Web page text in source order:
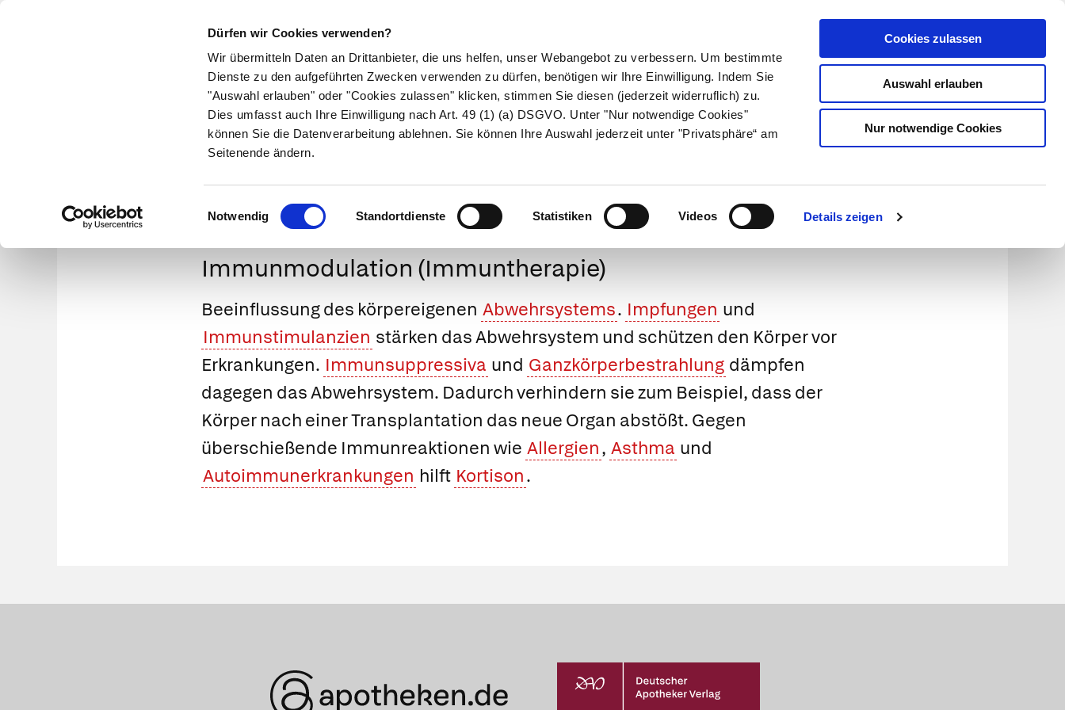
Dürfen wir Cookies verwenden?
Wir übermitteln Daten an Drittanbieter, die uns helfen, unser Webangebot zu verbessern. Um bestimmte
Dienste zu den aufgeführten Zwecken verwenden zu dürfen, benötigen wir Ihre Einwilligung. Indem Sie
"Auswahl erlauben" oder "Cookies zulassen" klicken, stimmen Sie diesen (jederzeit widerruflich) zu.
Dies umfasst auch Ihre Einwilligung nach Art. 49 (1) (a) DSGVO. Unter "Nur notwendige Cookies"
können Sie die Datenverarbeitung ablehnen. Sie können Ihre Auswahl jederzeit unter "Privatsphäre“ am
Seitenende ändern.
Einwilligungsauswahl
Notwendig Standortdienste Statistiken Videos Details zeigen
Cookies zulassen
Auswahl erlauben
Nur notwendige Cookies
Kundenlogin
Suche
Symptome Therapie Medikamente Naturheilkunde Eltern & Kind Gesund leben Über uns
Medizinlexikon
Immunmodulation (Immuntherapie)
Beeinflussung des körpereigenen Abwehrsystems. Impfungen und
Immunstimulanzien stärken das Abwehrsystem und schützen den Körper vor
Erkrankungen. Immunsuppressiva und Ganzkörperbestrahlung dämpfen
dagegen das Abwehrsystem. Dadurch verhindern sie zum Beispiel, dass der
Körper nach einer Transplantation das neue Organ abstößt. Gegen
überschießende Immunreaktionen wie Allergien, Asthma und
Autoimmunerkrankungen hilft Kortison.